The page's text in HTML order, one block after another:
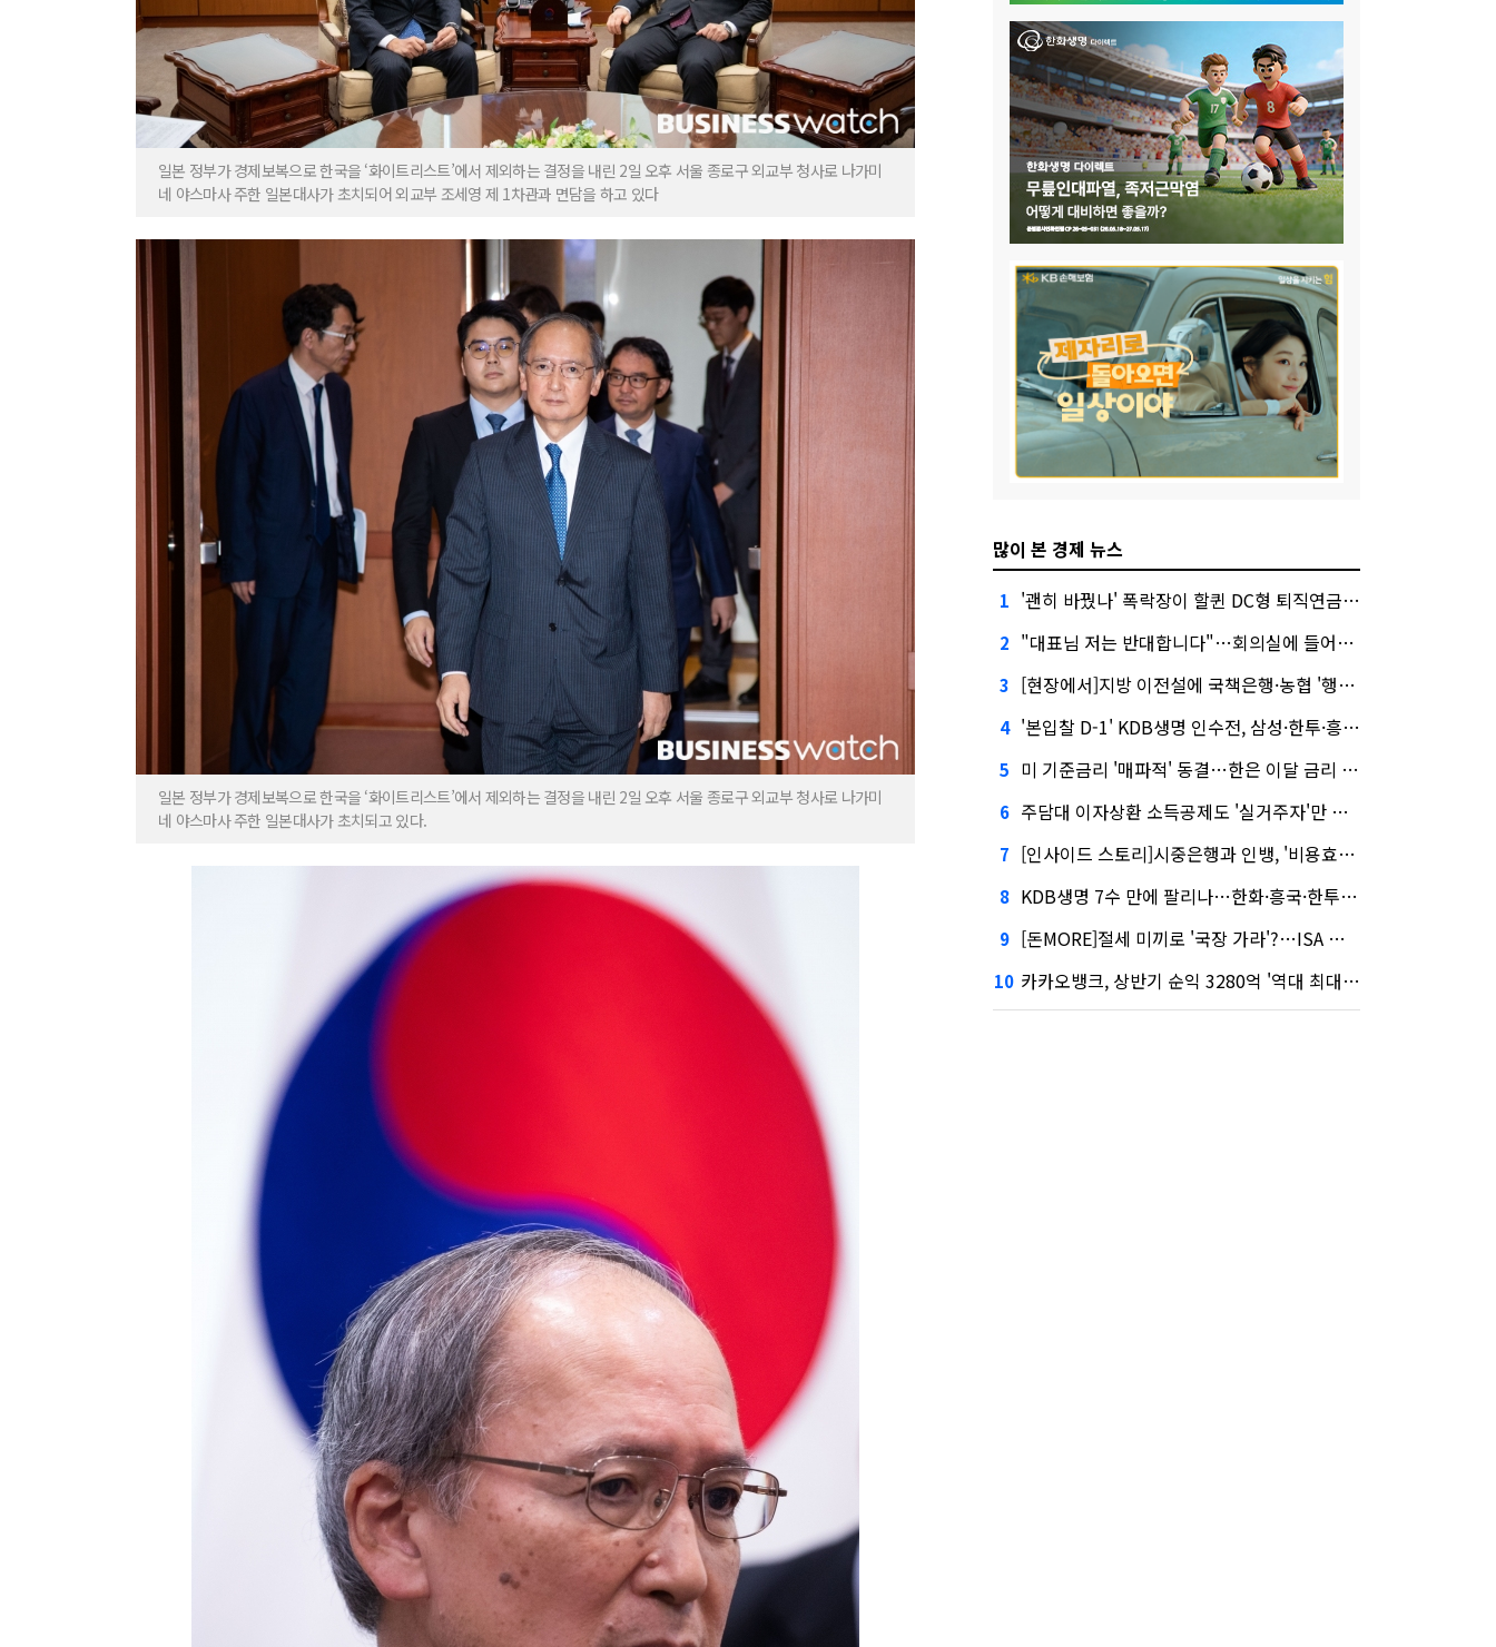
일본 정부가 경제보복으로 한국을 ‘화이트리스트’에서 제외하는 결정을 내린 2일 오후 서울 종로구 외교부 청사로 나가미
네 야스마사 주한 일본대사가 초치되어 외교부 조세영 제 1차관과 면담을 하고 있다
일본 정부가 경제보복으로 한국을 ‘화이트리스트’에서 제외하는 결정을 내린 2일 오후 서울 종로구 외교부 청사로 나가미
네 야스마사 주한 일본대사가 초치되고 있다.
많이 본 경제 뉴스
1 '괜히 바꿨나' 폭락장이 할퀸 DC형 퇴직연금…전문가 조언은
2 "대표님 저는 반대합니다"…회의실에 들어온 신한금융 AI
3 [현장에서]지방 이전설에 국책은행·농협 '행동파'…금감원 '신중모드'
4 '본입찰 D-1' KDB생명 인수전, 삼성·한투·흥국 셈법은?
5 미 기준금리 '매파적' 동결…한은 이달 금리 향방은?
6 주담대 이자상환 소득공제도 '실거주자'만 가능
7 [인사이드 스토리]시중은행과 인뱅, '비용효율성' 다른 잣대 왜?
8 KDB생명 7수 만에 팔리나…한화·흥국·한투 3파전
9 [돈MORE]절세 미끼로 '국장 가라'?…ISA 개편 후폭풍
10 카카오뱅크, 상반기 순익 3280억 '역대 최대'…"캐피탈, 자산 1조원 이상"